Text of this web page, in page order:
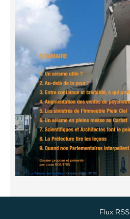
Flux RSS